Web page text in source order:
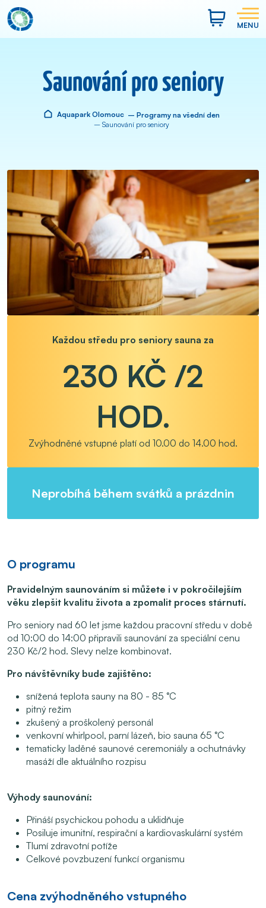
MENU
Saunování pro seniory
Aquapark Olomouc – Programy na všední den
– Saunování pro seniory
Každou středu pro seniory sauna za
230 KČ /2
HOD.
Zvýhodněné vstupné platí od 10.00 do 14.00 hod.
Neprobíhá během svátků a prázdnin
O programu
Pravidelným saunováním si můžete i v pokročilejším
věku zlepšit kvalitu života a zpomalit proces stárnutí.
Pro seniory nad 60 let jsme každou pracovní středu v době
od 10:00 do 14:00 připravili saunování za speciální cenu
230 Kč/2 hod. Slevy nelze kombinovat.
Pro návštěvníky bude zajištěno:
snížená teplota sauny na 80 - 85 °C
pitný režim
zkušený a proškolený personál
venkovní whirlpool, parní lázeň, bio sauna 65 °C
tematicky laděné saunové ceremoniály a ochutnávky
masáží dle aktuálního rozpisu
Výhody saunování:
Přináší psychickou pohodu a uklidňuje
Posiluje imunitní, respirační a kardiovaskulární systém
Tlumí zdravotní potíže
Celkové povzbuzení funkcí organismu
Cena zvýhodněného vstupného